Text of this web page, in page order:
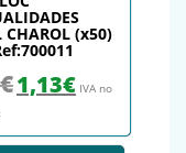
CHAROL (x50)
€ El precio original era: 1,26€.
1,13€El precio actual
IVA no